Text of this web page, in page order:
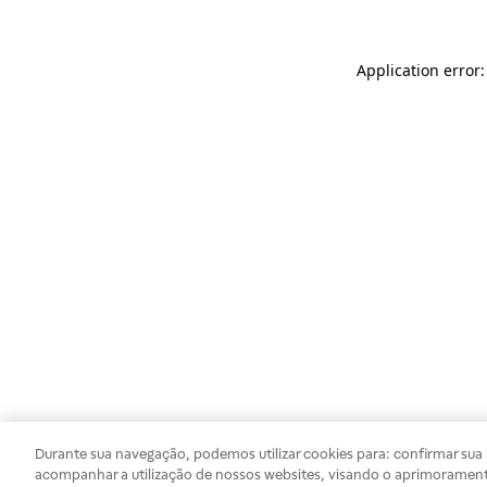
Application
Durante sua navegação, podemos utilizar cookies para: confirmar
acompanhar a utilização de nossos websites, visando o